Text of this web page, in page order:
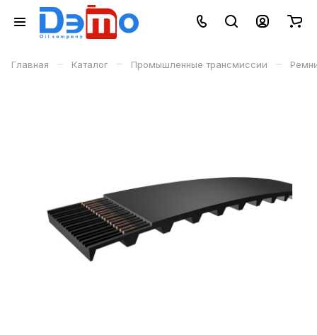
Главная – Каталог – Промышленные трансмиссии –